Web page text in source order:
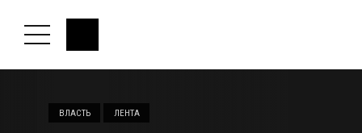
ВЛАСТЬ ЛЕНТА